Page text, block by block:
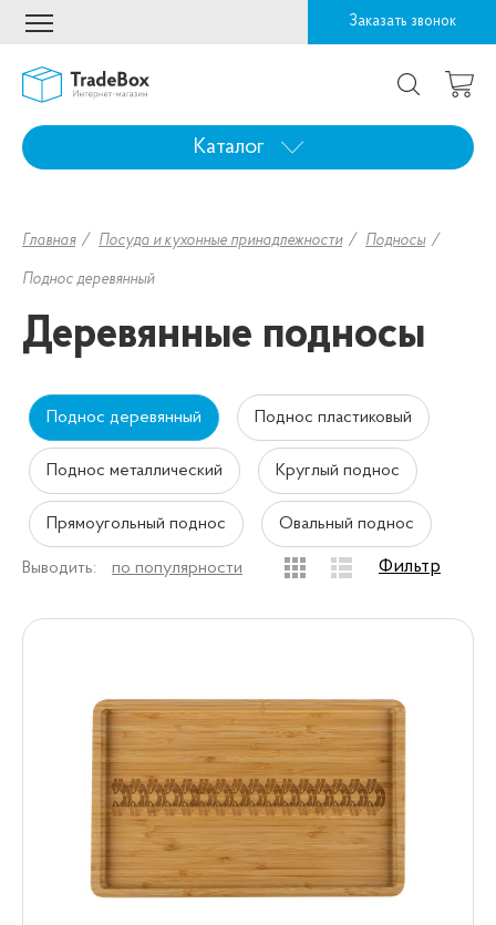
Заказать звонок
Каталог
Главная Посуда и кухонные принадлежности Подносы
Поднос деревянный
Деревянные подносы
Поднос деревянный Поднос пластиковый
Поднос металлический Круглый поднос
Прямоугольный поднос Овальный поднос
Выводить: по популярности Фильтр